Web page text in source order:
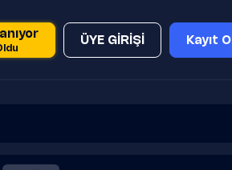
ÜYE GİRİŞİ Kayıt Ol